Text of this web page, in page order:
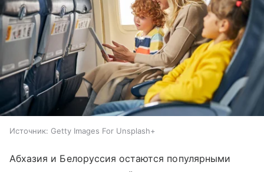
Источник: Getty Images For Unsplash+
Абхазия и Белоруссия остаются популярными